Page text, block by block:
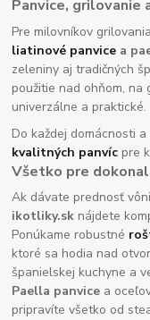
Panvice, grilovanie
Pre milovníkov
liatinové panvice a
zeleniny aj tradičných
použitie nad ohňom, na
univerzálne a praktické.
Do každej domácnosti
kvalitných panvíc pre
Všetko pre
Ak dávate prednosť
ikotliky.sk nájdete
Ponúkame robustné
ktoré sa hodia nad
španielskej kuchyne a
Paella panvice a
pripravíte všetko od